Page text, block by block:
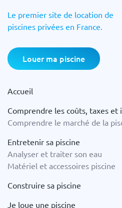
Le premier site de location de
piscines privées en France.
Louer ma piscine
Accueil
Comprendre les coûts, taxes et
Comprendre le marché de la
Entretenir sa piscine
Analyser et traiter son eau
Matériel et accessoires piscine
Construire sa piscine
Je loue une piscine